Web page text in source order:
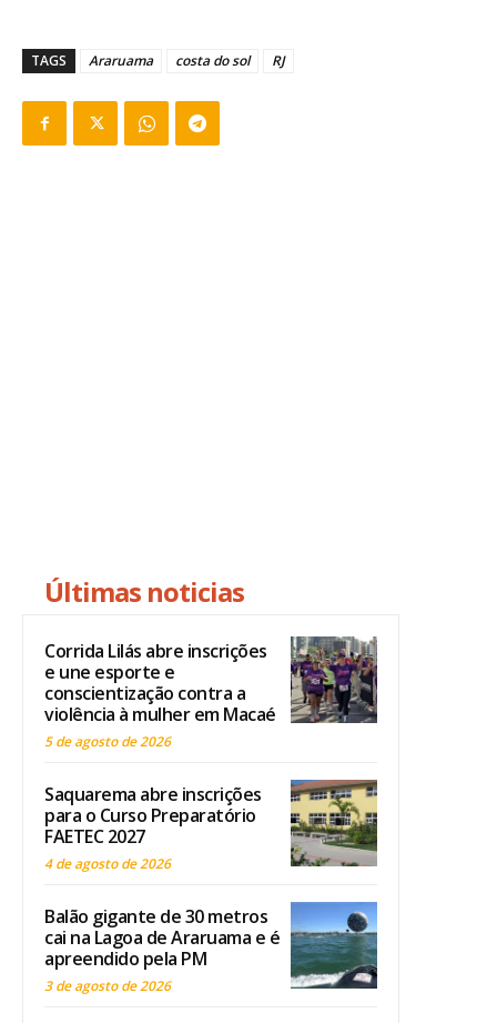
TAGS Araruama costa do sol RJ
Últimas noticias
Corrida Lilás abre inscrições
e une esporte e
conscientização contra a
violência à mulher em Macaé
5 de agosto de 2026
Saquarema abre inscrições
para o Curso Preparatório
FAETEC 2027
4 de agosto de 2026
Balão gigante de 30 metros
cai na Lagoa de Araruama e é
apreendido pela PM
3 de agosto de 2026